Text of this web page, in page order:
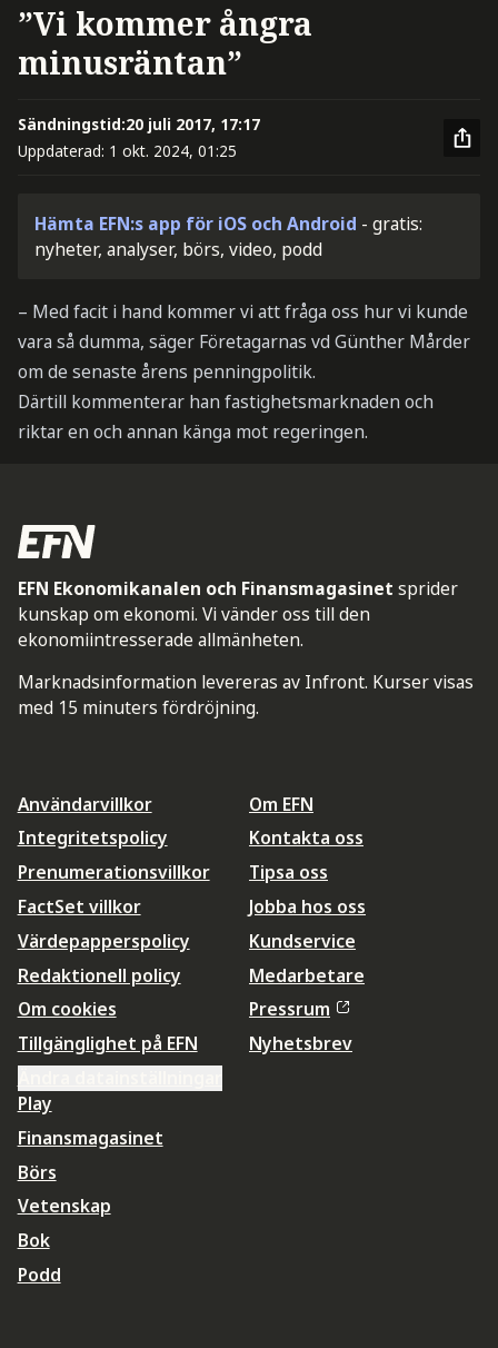
”Vi kommer ångra
minusräntan”
Sändningstid:20 juli 2017, 17:17
Uppdaterad: 1 okt. 2024, 01:25
Hämta EFN:s app för iOS och Android - gratis:
nyheter, analyser, börs, video, podd
– Med facit i hand kommer vi att fråga oss hur vi kunde
vara så dumma, säger Företagarnas vd Günther Mårder
om de senaste årens penningpolitik.
Därtill kommenterar han fastighetsmarknaden och
riktar en och annan känga mot regeringen.
EFN Ekonomikanalen och Finansmagasinet sprider
kunskap om ekonomi. Vi vänder oss till den
ekonomiintresserade allmänheten.
Marknadsinformation levereras av Infront. Kurser visas
med 15 minuters fördröjning.
Användarvillkor
Integritetspolicy
Prenumerationsvillkor
FactSet villkor
Värdepapperspolicy
Redaktionell policy
Om cookies
Tillgänglighet på EFN
Om EFN
Kontakta oss
Tipsa oss
Jobba hos oss
Kundservice
Medarbetare
Pressrum
Nyhetsbrev
Play
Finansmagasinet
Börs
Vetenskap
Bok
Podd